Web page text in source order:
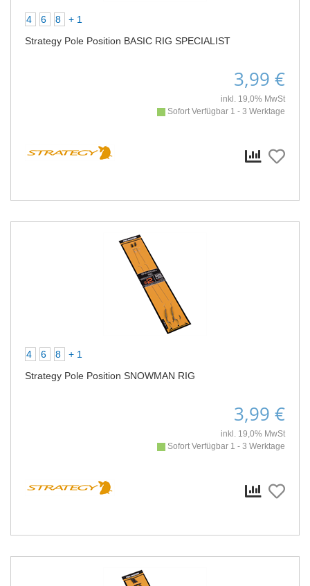
4 6 8
+ 1
Strategy Pole Position BASIC RIG SPECIALIST
3,99 €
inkl. 19,0% MwSt
Sofort Verfügbar 1 - 3 Werktage
4 6 8
+ 1
Strategy Pole Position SNOWMAN RIG
3,99 €
inkl. 19,0% MwSt
Sofort Verfügbar 1 - 3 Werktage